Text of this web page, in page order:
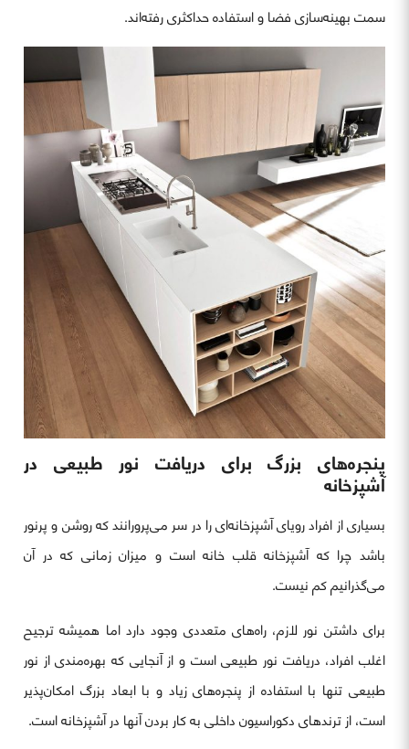
سمت بهینه‌سازی فضا و استفاده حداکثری رفته‌اند.
پنجره‌های بزرگ برای دریافت نور طبیعی در
آشپزخانه
بسیاری از افراد رویای آشپزخانه‌ای را در سر می‌پرورانند که روشن و پرنور
باشد چرا که آشپزخانه قلب خانه است و میزان زمانی که در آن
می‌گذرانیم کم نیست.
برای داشتن نور لازم، راه‌های متعددی وجود دارد اما همیشه ترجیح
اغلب افراد، دریافت نور طبیعی است و از آنجایی که بهره‌مندی از نور
طبیعی تنها با استفاده از پنجره‌های زیاد و با ابعاد بزرگ امکان‌پذیر
است، از ترندهای دکوراسیون داخلی به کار بردن آنها در آشپزخانه است.